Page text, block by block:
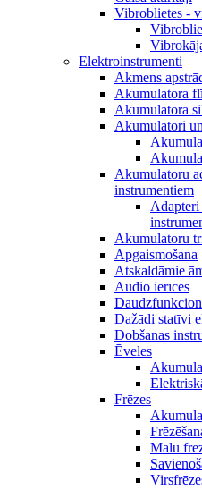
Vibroblietes -
Elektroinstrumenti
Akmens
Akumulatora
Akumulatora
Akumulatori
Akumulatoru
instrumentiem
Akumulatoru
Apgaismošana
Atskaldāmie
Audio ierīces
Dažādi statīvi
Dobšanas
Ēveles
Frēzes
Malu